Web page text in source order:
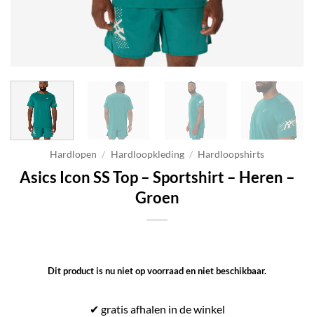
Hardlopen / Hardloopkleding / Hardloopshirts
Asics Icon SS Top – Sportshirt – Heren –
Groen
Dit product is nu niet op voorraad en niet beschikbaar.
✔ gratisafhalen in de winkel